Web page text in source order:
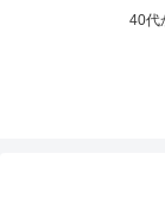
40代